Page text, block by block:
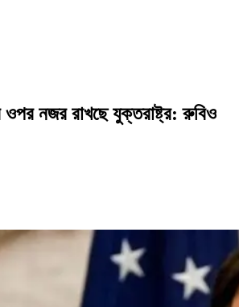
ওপর নজর রাখছে যুক্তরাষ্ট্র: রুবিও